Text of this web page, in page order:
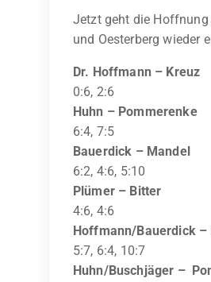
Jetzt geht die Hoffnung
und Oesterberg wieder
Dr. Hoffmann – Kreuz
0:6, 2:6
Huhn – Pommerenke
6:4, 7:5
Bauerdick – Mandel
6:2, 4:6, 5:10
Plümer – Bitter
4:6, 4:6
Hoffmann/Bauerdick
5:7, 6:4, 10:7
Huhn/Buschjäger –